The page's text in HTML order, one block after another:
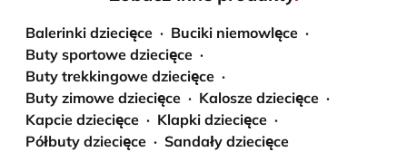
Balerinki dziecięce
Buciki niemowlęce
Buty sportowe dziecięce
Buty trekkingowe dziecięce
Buty zimowe dziecięce
Kalosze dziecięce
Kapcie dziecięce
Klapki dziecięce
Półbuty dziecięce
Sandały dziecięce